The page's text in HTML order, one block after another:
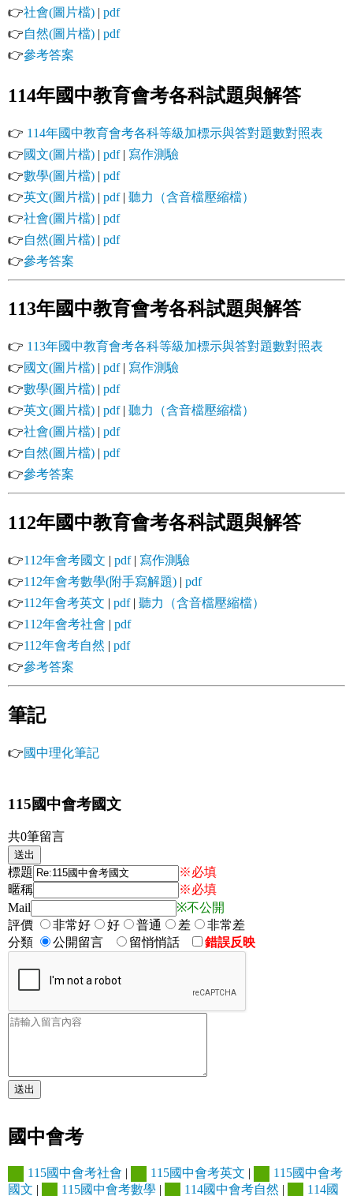
👉社會(圖片檔) | pdf
👉自然(圖片檔) | pdf
👉參考答案
114年國中教育會考各科試題與解答
👉 114年國中教育會考各科等級加標示與答對題數對照表
👉國文(圖片檔) | pdf| 寫作測驗
👉數學(圖片檔) | pdf
👉英文(圖片檔) | pdf| 聽力（含音檔壓縮檔）
👉社會(圖片檔) | pdf
👉自然(圖片檔) | pdf
👉參考答案
113年國中教育會考各科試題與解答
👉 113年國中教育會考各科等級加標示與答對題數對照表
👉國文(圖片檔) | pdf| 寫作測驗
👉數學(圖片檔) | pdf
👉英文(圖片檔) | pdf| 聽力（含音檔壓縮檔）
👉社會(圖片檔) | pdf
👉自然(圖片檔) | pdf
👉參考答案
112年國中教育會考各科試題與解答
👉112年會考國文 | pdf| 寫作測驗
👉112年會考數學(附手寫解題) | pdf
👉112年會考英文 | pdf| 聽力（含音檔壓縮檔）
👉112年會考社會 | pdf
👉112年會考自然 | pdf
👉參考答案
筆記
👉國中理化筆記
115國中會考國文
共0筆留言
標題
※必填
暱稱
※必填
Mail
※不公開
評價
非常好 好 普通 差
非常差
分類
公開留言 留悄悄話 錯誤反映
國中會考
115國中會考社會 | 115國中會考英文 |
115國中會考
國文 | 115國中會考數學 | 114國中會考自然 | 114國